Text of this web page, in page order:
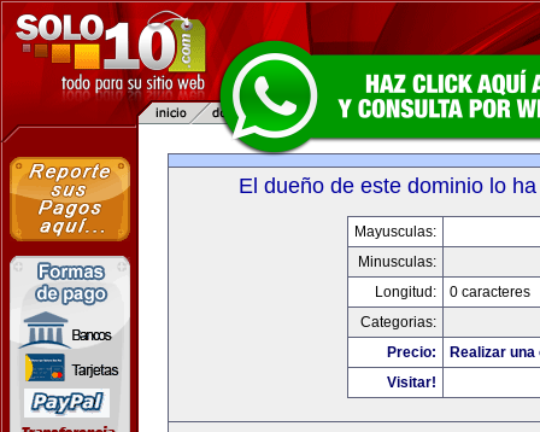
El dueño de este dominio lo
Mayusculas:
Minusculas:
Longitud:
0 caracteres
Categorias:
Precio:
Realizar
Visitar!